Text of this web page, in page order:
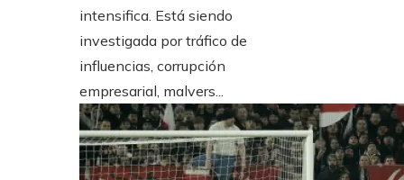
intensifica. Está siendo
investigada por tráfico de
influencias, corrupción
empresarial, malvers...